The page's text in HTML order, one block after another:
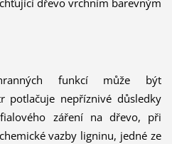
dřevo vrchním barevným
funkcí může být
potlačuje nepříznivé důsledky
záření na dřevo, při
vazby ligninu, jedné ze